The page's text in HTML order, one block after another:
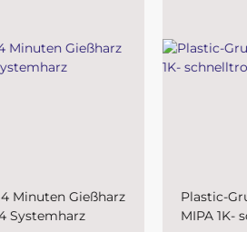
Plastic-Grundierfiller-Spray
MIPA 1K-